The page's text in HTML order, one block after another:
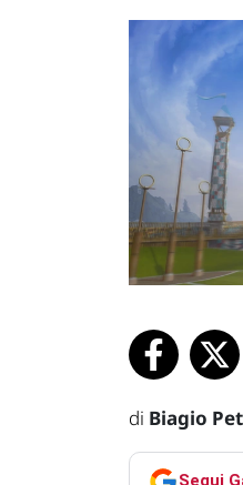
di Biagio
Segui